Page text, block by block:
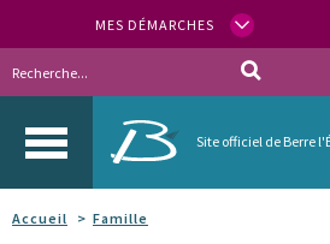
MES DÉMARCHES
Site officiel de Berre
Accueil Famille